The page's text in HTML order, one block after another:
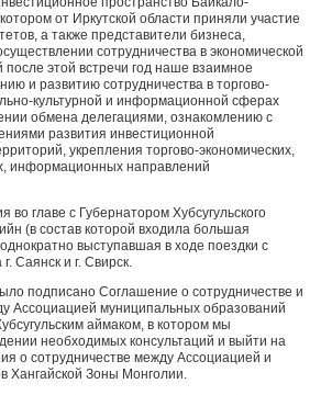
от Иркутской области приняли участие
а также представители бизнеса,
сотрудничества в экономической
этой встречи год наше взаимное
и развитию сотрудничества в торгово-
культурной и информационной сферах
обмена делегациями, ознакомлению с
развития инвестиционной
укрепления торгово-экономических,
информационных направлений
во главе с Губернатором Хубсугульского
(в состав которой входила большая
выступавшая в ходе поездки с
Саянск и г. Свирск.
подписано Соглашение о сотрудничестве и
Ассоциацией муниципальных образований
аймаком, в котором мы
необходимых консультаций и выйти на
о сотрудничестве между Ассоциацией и
Хангайской Зоны Монголии.